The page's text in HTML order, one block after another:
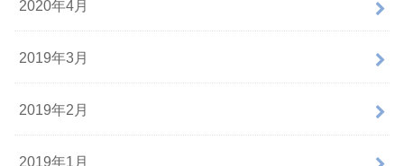
2020年4月
2019年3月
2019年2月
2019年1月